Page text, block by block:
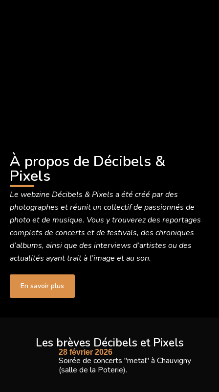
À propos de Décibels &
Pixels
Le webzine Décibels & Pixels a été créé par des
photographes et réunit un collectif de passionnés de
photo et de musique. Vous y trouverez des reportages
complets de concerts et de festivals, des chroniques
d’albums, ainsi que des interviews d’artistes ou des
actualités ayant trait à l’image et au son.
En savoir plus
Les brèves Décibels et Pixels
28 février 2026
Soirée de concerts "metal" à Chauvigny
(salle de la Poterie).